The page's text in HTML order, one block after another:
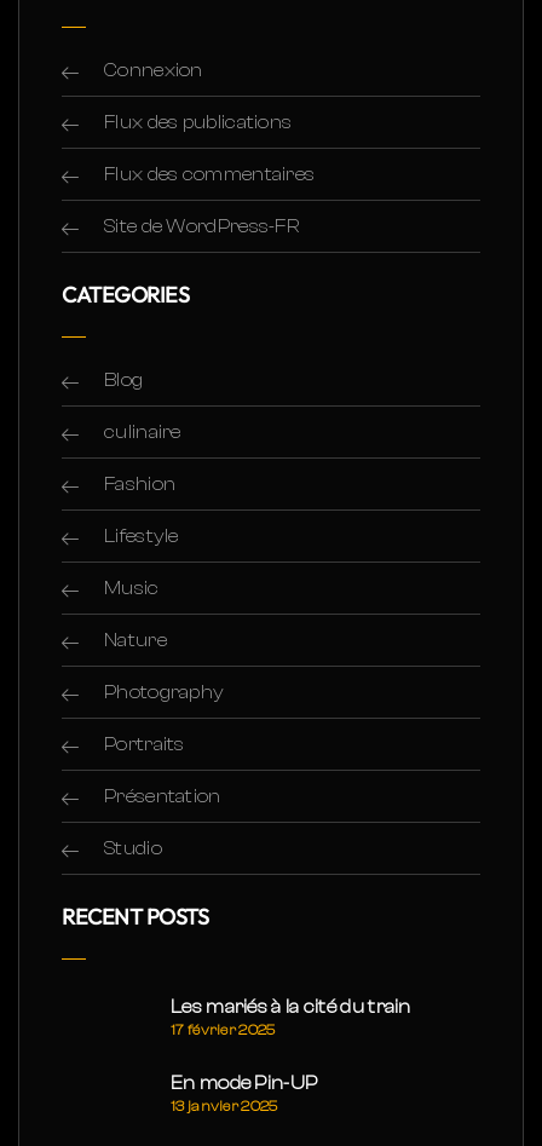
Connexion
Flux des publications
Flux des commentaires
Site de WordPress-FR
CATEGORIES
Blog
culinaire
Fashion
Lifestyle
Music
Nature
Photography
Portraits
Présentation
Studio
RECENT POSTS
Les mariés à la cité du train
17 février 2025
En mode Pin-UP
13 janvier 2025